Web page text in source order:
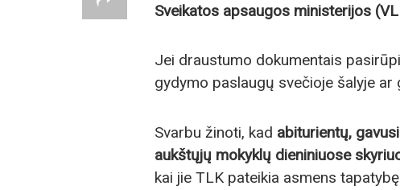
Sveikatos apsaugos ministerijos
Jei draustumo dokumentais
gydymo paslaugų svečioje šalyje
Svarbu žinoti, kad abiturientų,
aukštųjų mokyklų dieniniuose
kai jie TLK pateikia asmens